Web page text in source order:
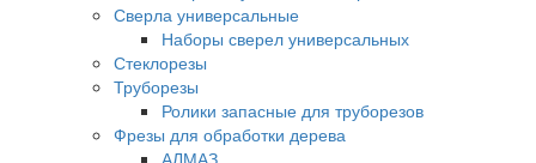
Сверла универсальные
Наборы сверел универсальных
Стеклорезы
Труборезы
Ролики запасные для труборезов
Фрезы для обработки дерева
АЛМАЗ